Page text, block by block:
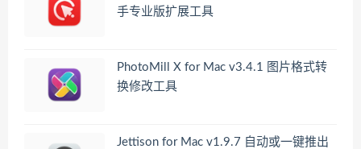
手专业版扩展工具
PhotoMill X for Mac v3.4.1 图片格式转
换修改工具
Jettison for Mac v1.9.7 自动或一键推出